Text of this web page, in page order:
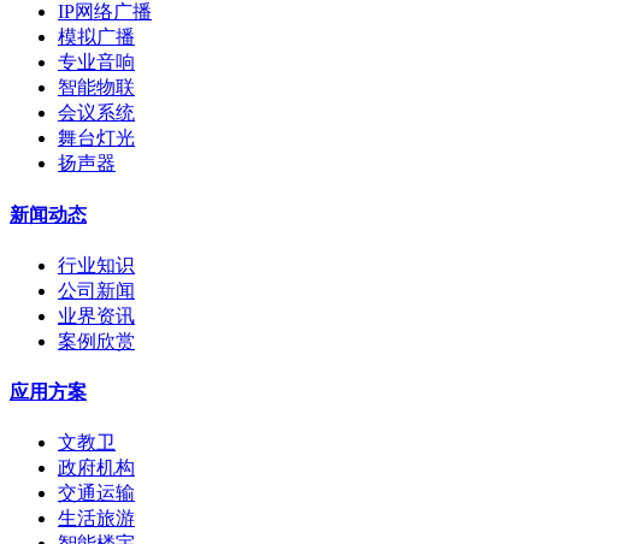
IP网络广播
模拟广播
专业音响
智能物联
会议系统
舞台灯光
扬声器
新闻动态
行业知识
公司新闻
业界资讯
案例欣赏
应用方案
文教卫
政府机构
交通运输
生活旅游